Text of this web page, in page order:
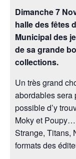
Dimanche 7
halle des fêtes
Municipal des
de sa grande
collections.
Un très grand
abordables sera
possible d’y
Moky et
Strange, Titans,
formats des